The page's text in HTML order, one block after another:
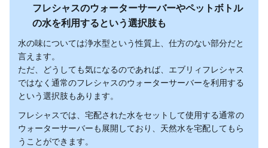
フレシャスのウォーターサーバーやペットボトル
の水を利用するという選択肢も
水の味については浄水型という性質上、仕方のない部分だと
言えます。
ただ、どうしても気になるのであれば、エブリィフレシャス
ではなく通常のフレシャスのウォーターサーバーを利用する
という選択肢もあります。
フレシャスでは、宅配された水をセットして使用する通常の
ウォーターサーバーも展開しており、天然水を宅配してもら
うことができます。